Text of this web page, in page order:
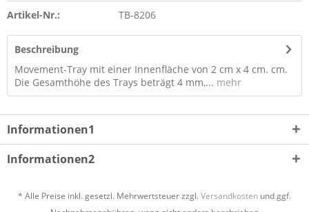
Artikel-Nr.: TB-8206
Beschreibung
Movement-Tray mit einer Innenfläche von 2 cm x 4 cm. cm.
Die Gesamthöhe des Trays beträgt 4 mm,... mehr
Informationen1
Informationen2
* Alle Preise inkl. gesetzl. Mehrwertsteuer zzgl.Versandkosten und ggf.